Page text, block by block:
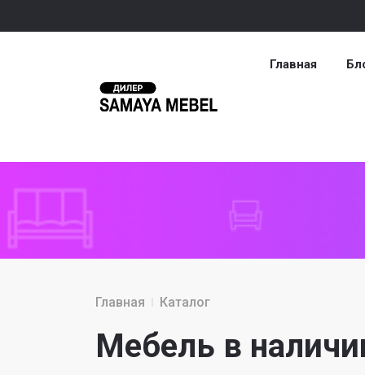
Главная
Главная Каталог
Мебель в